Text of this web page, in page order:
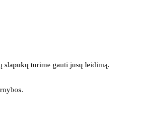
slapukų turime gauti jūsų leidimą.